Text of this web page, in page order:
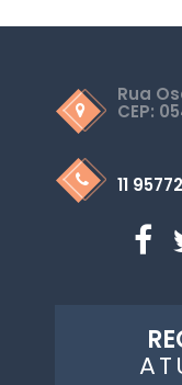
Rua
CEP:
11